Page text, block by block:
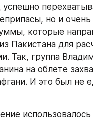
успешно
но и
которые
Пакистана для
Так, группа
на облете
И это был не